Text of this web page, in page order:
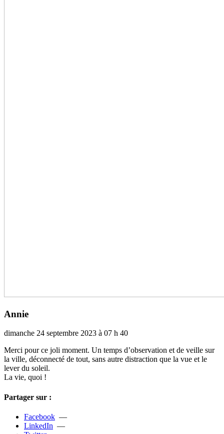
Annie
dimanche 24 septembre 2023 à 07 h 40
Merci pour ce joli moment. Un temps d’obser­va­tion et de veille sur
la ville, déconnecté de tout, sans autre dis­trac­tion que la vue et le
lever du soleil.
La vie, quoi !
Partager sur :
Facebook —
LinkedIn —